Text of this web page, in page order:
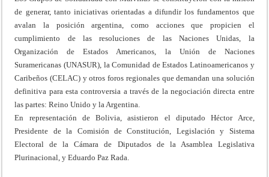
de generar, tanto iniciativas orientadas a difundir los fundamentos que
avalan la posición argentina, como acciones que propicien el
cumplimiento de las resoluciones de las Naciones Unidas, la
Organización de Estados Americanos, la Unión de Naciones
Suramericanas (UNASUR), la Comunidad de Estados Latinoamericanos y
Caribeños (CELAC) y otros foros regionales que demandan una solución
definitiva para esta controversia a través de la negociación directa entre
las partes: Reino Unido y la Argentina.
En representación de Bolivia, asistieron el diputado Héctor Arce,
Presidente de la Comisión de Constitución, Legislación y Sistema
Electoral de la Cámara de Diputados de la Asamblea Legislativa
Plurinacional, y Eduardo Paz Rada.